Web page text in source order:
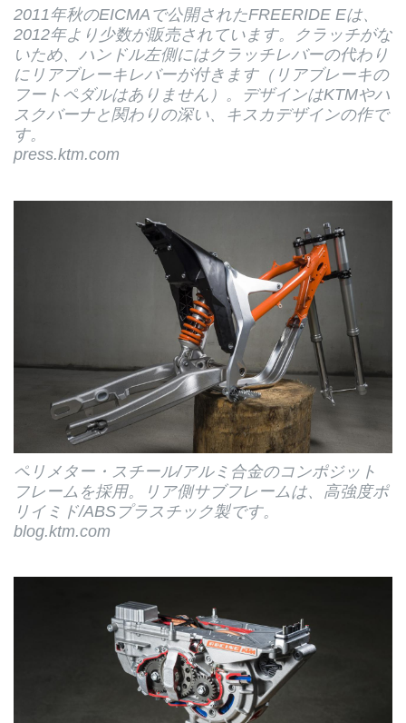
2011年秋のEICMAで公開されたFREERIDE Eは、
2012年より少数が販売されています。クラッチがな
いため、ハンドル左側にはクラッチレバーの代わり
にリアブレーキレバーが付きます（リアブレーキの
フートペダルはありません）。デザインはKTMやハ
スクバーナと関わりの深い、キスカデザインの作で
す。
press.ktm.com
ペリメター・スチール/アルミ合金のコンポジット
フレームを採用。リア側サブフレームは、高強度ポ
リイミド/ABSプラスチック製です。
blog.ktm.com